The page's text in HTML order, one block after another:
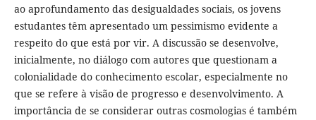
ao aprofundamento das desigualdades sociais, os jovens
estudantes têm apresentado um pessimismo evidente a
respeito do que está por vir. A discussão se desenvolve,
inicialmente, no diálogo com autores que questionam a
colonialidade do conhecimento escolar, especialmente no
que se refere à visão de progresso e desenvolvimento. A
importância de se considerar outras cosmologias é também